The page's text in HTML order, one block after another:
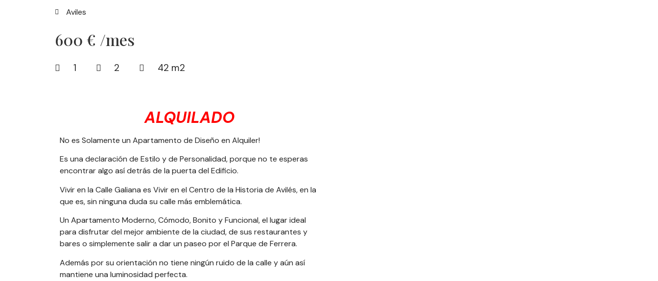
Aviles
600 € /mes
1 2 42 m2
ALQUILADO
No es Solamente un Apartamento de Diseño en Alquiler!
Es una declaración de Estilo y de Personalidad, porque no te esperas
encontrar algo así detrás de la puerta del Edificio.
Vivir en la Calle Galiana es Vivir en el Centro de la Historia de Avilés, en la
que es, sin ninguna duda su calle más emblemática.
Un Apartamento Moderno, Cómodo, Bonito y Funcional, el lugar ideal
para disfrutar del mejor ambiente de la ciudad, de sus restaurantes y
bares o simplemente salir a dar un paseo por el Parque de Ferrera.
Además por su orientación no tiene ningún ruido de la calle y aún así
mantiene una luminosidad perfecta.